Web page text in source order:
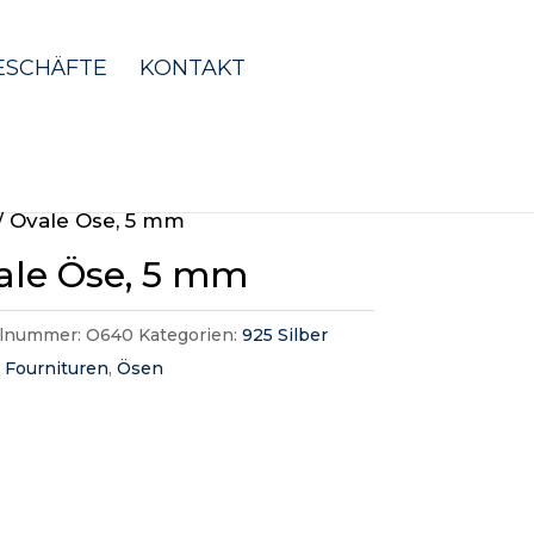
KONTAKT
Ovale Öse, 5 mm
Öse, 5 mm
O640 Kategorien:925 Silber
Fournituren,Ösen